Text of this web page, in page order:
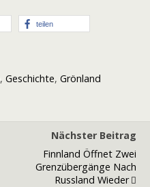
teilen
, Geschichte, Grönland
Nächster Beitrag
Finnland Öffnet Zwei
Grenzübergänge Nach
Russland Wieder